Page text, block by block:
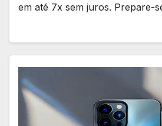
em até 7x sem juros. Prepare-